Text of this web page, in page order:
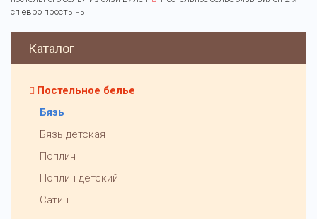
сп евро простынь
Каталог
Постельное белье
Бязь
Бязь детская
Поплин
Поплин детский
Сатин